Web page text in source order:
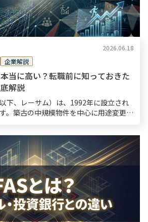
2026.06.18
企業解説
当に高い？転職前に知っておきた
解説
下、レーサム）は、1992年に設立され
。築古の中規模物件を中心に用途変更や
す。 ヒューリック株式会社によ […]